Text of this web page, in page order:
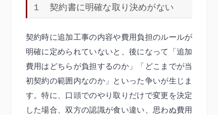
１ 契約書に明確な取り決めがない
契約時に追加工事の内容や費用負担のルールが
明確に定められていないと、後になって「追加
費用はどちらが負担するのか」「どこまでが当
初契約の範囲内なのか」といった争いが生じま
す。特に、口頭でのやり取りだけで変更を決定
した場合、双方の認識が食い違い、思わぬ費用